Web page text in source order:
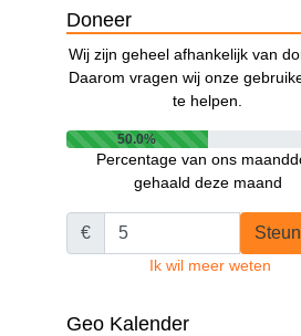
Doneer
Wij zijn geheel afhankelijk van
Daarom vragen wij onze
te helpen.
50.0%
Percentage van ons
gehaald deze maand
€
Ik wil meer weten
Geo Kalender